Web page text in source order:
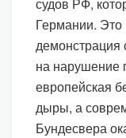
Германии. Это
на нарушение
европейская
дыры, а
Бундесвера